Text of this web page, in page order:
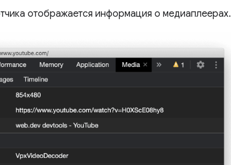
отображается информация о медиаплеерах.